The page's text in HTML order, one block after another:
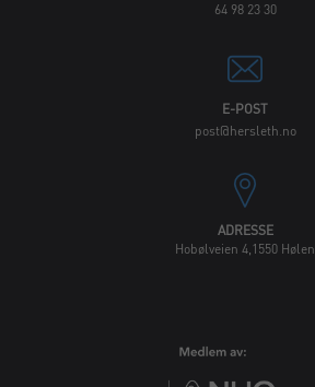
64 98 23 30
E-POST
post@hersleth.no
ADRESSE
Hobølveien 4,1550 Hølen